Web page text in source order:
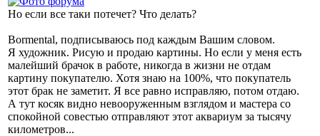
Но если все таки потечет? Что делать?
Bormental, подписываюсь под каждым Вашим словом.
Я художник. Рисую и продаю картины. Но если у меня есть
малейший брачок в работе, никогда в жизни не отдам
картину покупателю. Хотя знаю на 100%, что покупатель
этот брак не заметит. Я все равно исправляю, потом отдаю.
А тут косяк видно невооруженным взглядом и мастера со
спокойной совестью отправляют этот аквариум за тысячу
километров...